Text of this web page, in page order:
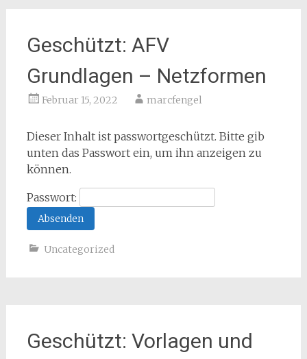
Geschützt: AFV
Grundlagen – Netzformen
Februar 15, 2022 marcfengel
Dieser Inhalt ist passwortgeschützt. Bitte gib
unten das Passwort ein, um ihn anzeigen zu
können.
Passwort:
Uncategorized
Geschützt: Vorlagen und